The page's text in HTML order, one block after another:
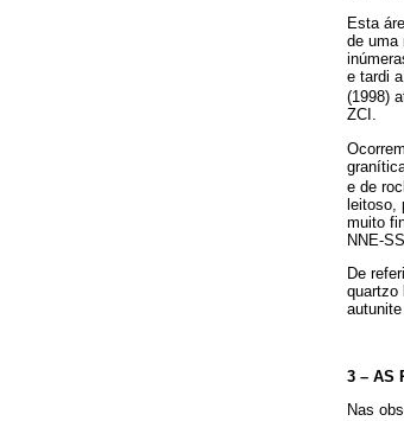
Esta
de uma
e tardi
(1998)
ZCI.
e de
leitoso,
muito
NNE-
De
quartzo
3 – AS
Nas